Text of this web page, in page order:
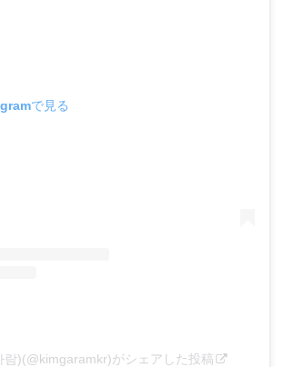
で見る
람)(@kimgaramkr)がシェアした投稿